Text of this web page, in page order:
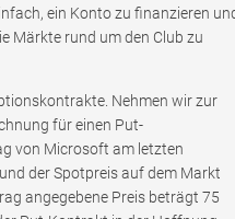
ein Konto zu finanzieren
Märkte rund um den Club zu
Nehmen wir zur
für einen Put-
von Microsoft am letzten
der Spotpreis auf dem Markt
angegebene Preis beträgt 75